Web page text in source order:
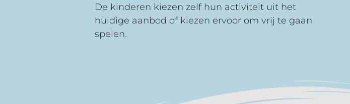
De kinderen kiezen zelf hun activiteit uit het
huidige aanbod of kiezen ervoor om vrij te gaan
spelen.